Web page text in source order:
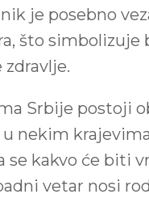
je posebno
što
Srbije postoji
u nekim
se kakvo će biti
vetar nosi